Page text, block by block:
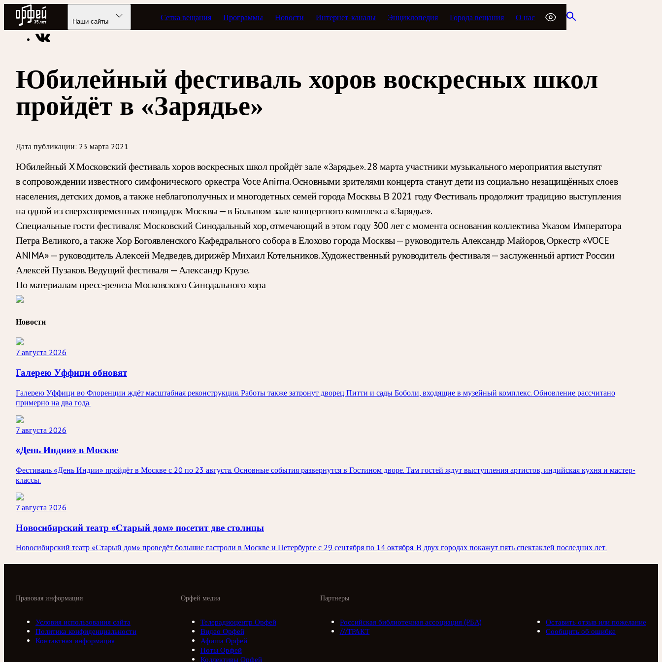
Радио Орфей
Наши сайты Сетка вещания Программы Новости Интернет-каналы Энциклопедия Города вещания О нас
Радио классической музыки «Орфей» Новости
Юбилейный фестиваль хоров воскресных школ
пройдёт в «Зарядье»
Дата публикации: 23 марта 2021
Юбилейный X Московский фестиваль хоров воскресных школ пройдёт зале «Зарядье». 28 марта участники музыкального мероприятия выступят
в сопровождении известного симфонического оркестра Voce Anima. Основными зрителями концерта станут дети из социально незащищённых слоев
населения, детских домов, а также неблагополучных и многодетных семей города Москвы. В 2021 году Фестиваль продолжит традицию выступления
на одной из сверхсовременных площадок Москвы — в Большом зале концертного комплекса «Зарядье».
Специальные гости фестиваля: Московский Синодальный хор, отмечающий в этом году 300 лет с момента основания коллектива Указом Императора
Петра Великого, а также Хор Богоявленского Кафедрального собора в Елохово города Москвы — руководитель Александр Майоров, Оркестр «VOCE
ANIMA» — руководитель Алексей Медведев, дирижёр Михаил Котельников. Художественный руководитель фестиваля — заслуженный артист России
Алексей Пузаков. Ведущий фестиваля — Александр Крузе.
По материалам пресс-релиза Московского Синодального хора
Новости
7 августа 2026
Галерею Уффици обновят
Галерею Уффици во Флоренции ждёт масштабная реконструкция. Работы также затронут дворец Питти и сады Боболи, входящие в музейный комплекс. Обновление рассчитано
примерно на два года.
7 августа 2026
«День Индии» в Москве
Фестиваль «День Индии» пройдёт в Москве с 20 по 23 августа. Основные события развернутся в Гостином дворе. Там гостей ждут выступления артистов, индийская кухня и мастер-
классы.
7 августа 2026
Новосибирский театр «Старый дом» посетит две столицы
Новосибирский театр «Старый дом» проведёт большие гастроли в Москве и Петербурге с 29 сентября по 14 октября. В двух городах покажут пять спектаклей последних лет.
Орфей медиа
Телерадиоцентр Орфей
Видео Орфей
Афиша Орфей
Ноты Орфей
Коллективы Орфей
Партнеры
Российская библиотечная ассоциация (РБА)
///ТРАКТ
Правовая информация
Условия использования сайта
Политика конфиденциальности
Контактная информация
Оставить отзыв или пожелание
Сообщить об ошибке